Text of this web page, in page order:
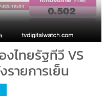
ไทยรัฐทีวี VS
ายการเย็น